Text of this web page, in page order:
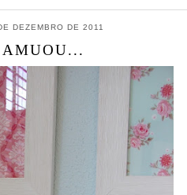
DEZEMBRO DE 2011